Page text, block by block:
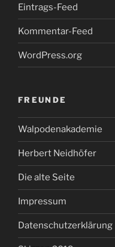
Eintrags-Feed
Kommentar-Feed
WordPress.org
FREUNDE
Walpodenakademie
Herbert Neidhöfer
Die alte Seite
Impressum
Datenschutzerklärung